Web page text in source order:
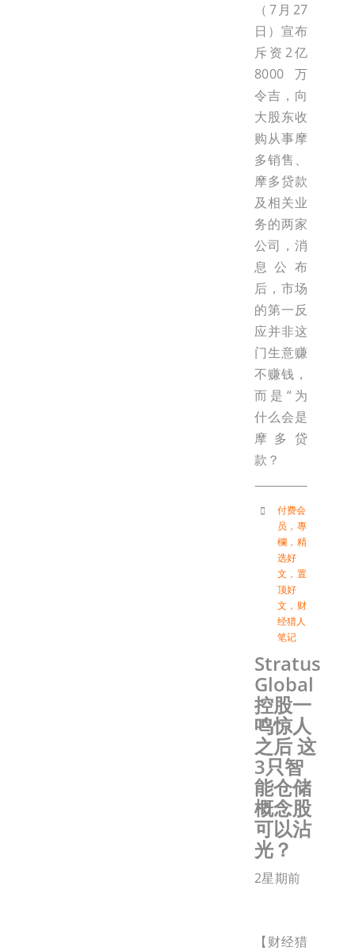
（7月27
日）宣布
斥资2亿
8000万
令吉，向
大股东收
购从事摩
多销售、
摩多贷款
及相关业
务的两家
公司，消
息公布
后，市场
的第一反
应并非这
门生意赚
不赚钱，
而是“为
什么会是
摩多贷
款？
付费会
员 ， 專
欄 ， 精
选好
文 ， 置
顶好
文 ， 财
经猎人
笔记
Stratus
Global
控股一
鸣惊人
之后 这
3只智
能仓储
概念股
可以沾
光？
2星期前
【财经猎